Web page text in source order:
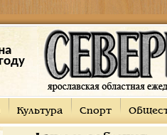
Культура Спорт